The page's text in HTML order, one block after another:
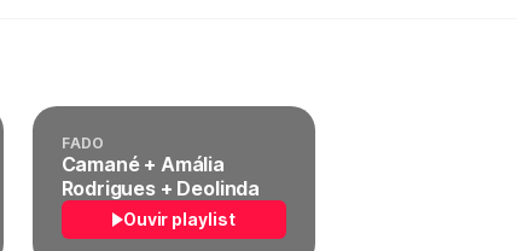
FADO
Camané + Amália
Rodrigues + Deolinda
Ouvir playlist